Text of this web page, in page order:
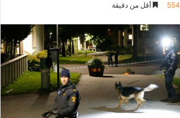
554 أقل من دقيقة